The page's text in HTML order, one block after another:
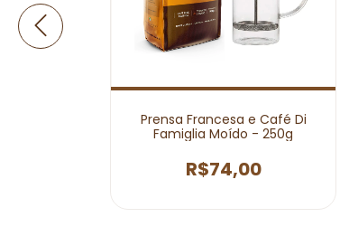
Prensa Francesa e Café Di
Famiglia Moído - 250g
R$74,00